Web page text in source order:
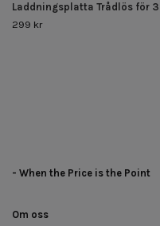
Laddningsplatta Trådlös för
299 kr
- When the Price is the Point
Om oss